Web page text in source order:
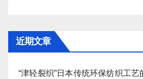
近期文章
“津轻裂织”日本传统环保纺织工艺